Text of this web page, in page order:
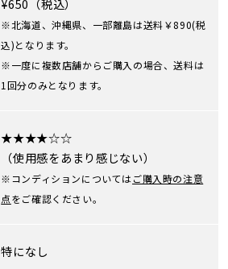
¥650（税込）
※北海道、沖縄県、一部離島は送料￥890(税
込)となります。
※一度に複数店舗からご購入の場合、送料は
1回分のみとなります。
★★★★☆☆
（使用感をあまり感じない）
※コンディションについてはご購入時の注意
点をご確認ください。
特になし